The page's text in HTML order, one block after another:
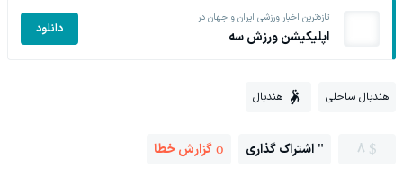
تازه‌ترین اخبار ورزشی ایران و جهان در
اپلیکیشن ورزش سه دانلود
هندبال ساحلی هندبال
8 اشتراک گذاری گزارش خطا